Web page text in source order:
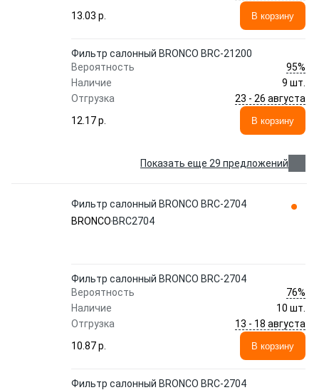
13.03 p.
В корзину
Фильтр салонный BRONCO BRC-21200
Вероятность
95%
Наличие
9 шт.
Отгрузка
23 - 26 августа
12.17 p.
В корзину
Показать еще 29 предложений
Фильтр салонный BRONCO BRC-2704
BRONCO BRC2704
Фильтр салонный BRONCO BRC-2704
Вероятность
76%
Наличие
10 шт.
Отгрузка
13 - 18 августа
10.87 p.
В корзину
Фильтр салонный BRONCO BRC-2704